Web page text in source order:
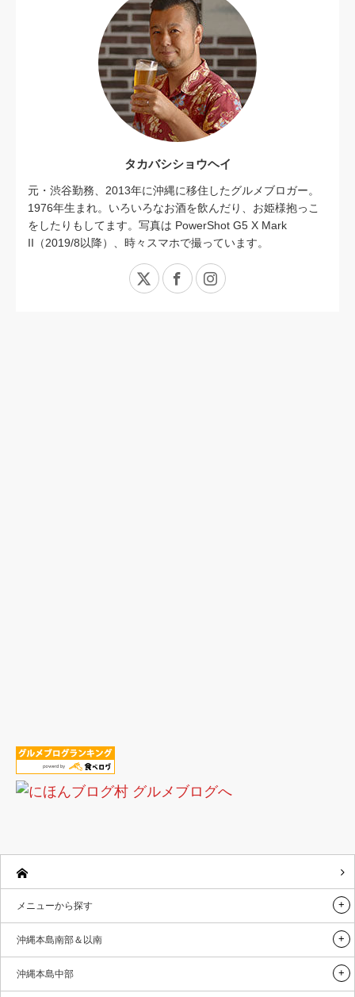
タカバシショウヘイ
元・渋谷勤務、2013年に沖縄に移住したグルメブロガー。
1976年生まれ。いろいろなお酒を飲んだり、お姫様抱っこ
をしたりもしてます。写真は PowerShot G5 X Mark
II（2019/8以降）、時々スマホで撮っています。
X FacebookInstagram
メニューから探す
沖縄本島南部＆以南
沖縄本島中部